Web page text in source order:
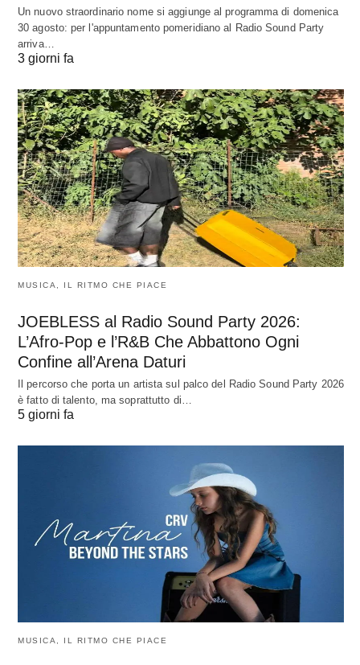
Un nuovo straordinario nome si aggiunge al programma di domenica
30 agosto: per l'appuntamento pomeridiano al Radio Sound Party
arriva…
3 giorni fa
MUSICA, IL RITMO CHE PIACE
JOEBLESS al Radio Sound Party 2026:
L’Afro-Pop e l’R&B Che Abbattono Ogni
Confine all’Arena Daturi
Il percorso che porta un artista sul palco del Radio Sound Party 2026
è fatto di talento, ma soprattutto di…
5 giorni fa
MUSICA, IL RITMO CHE PIACE